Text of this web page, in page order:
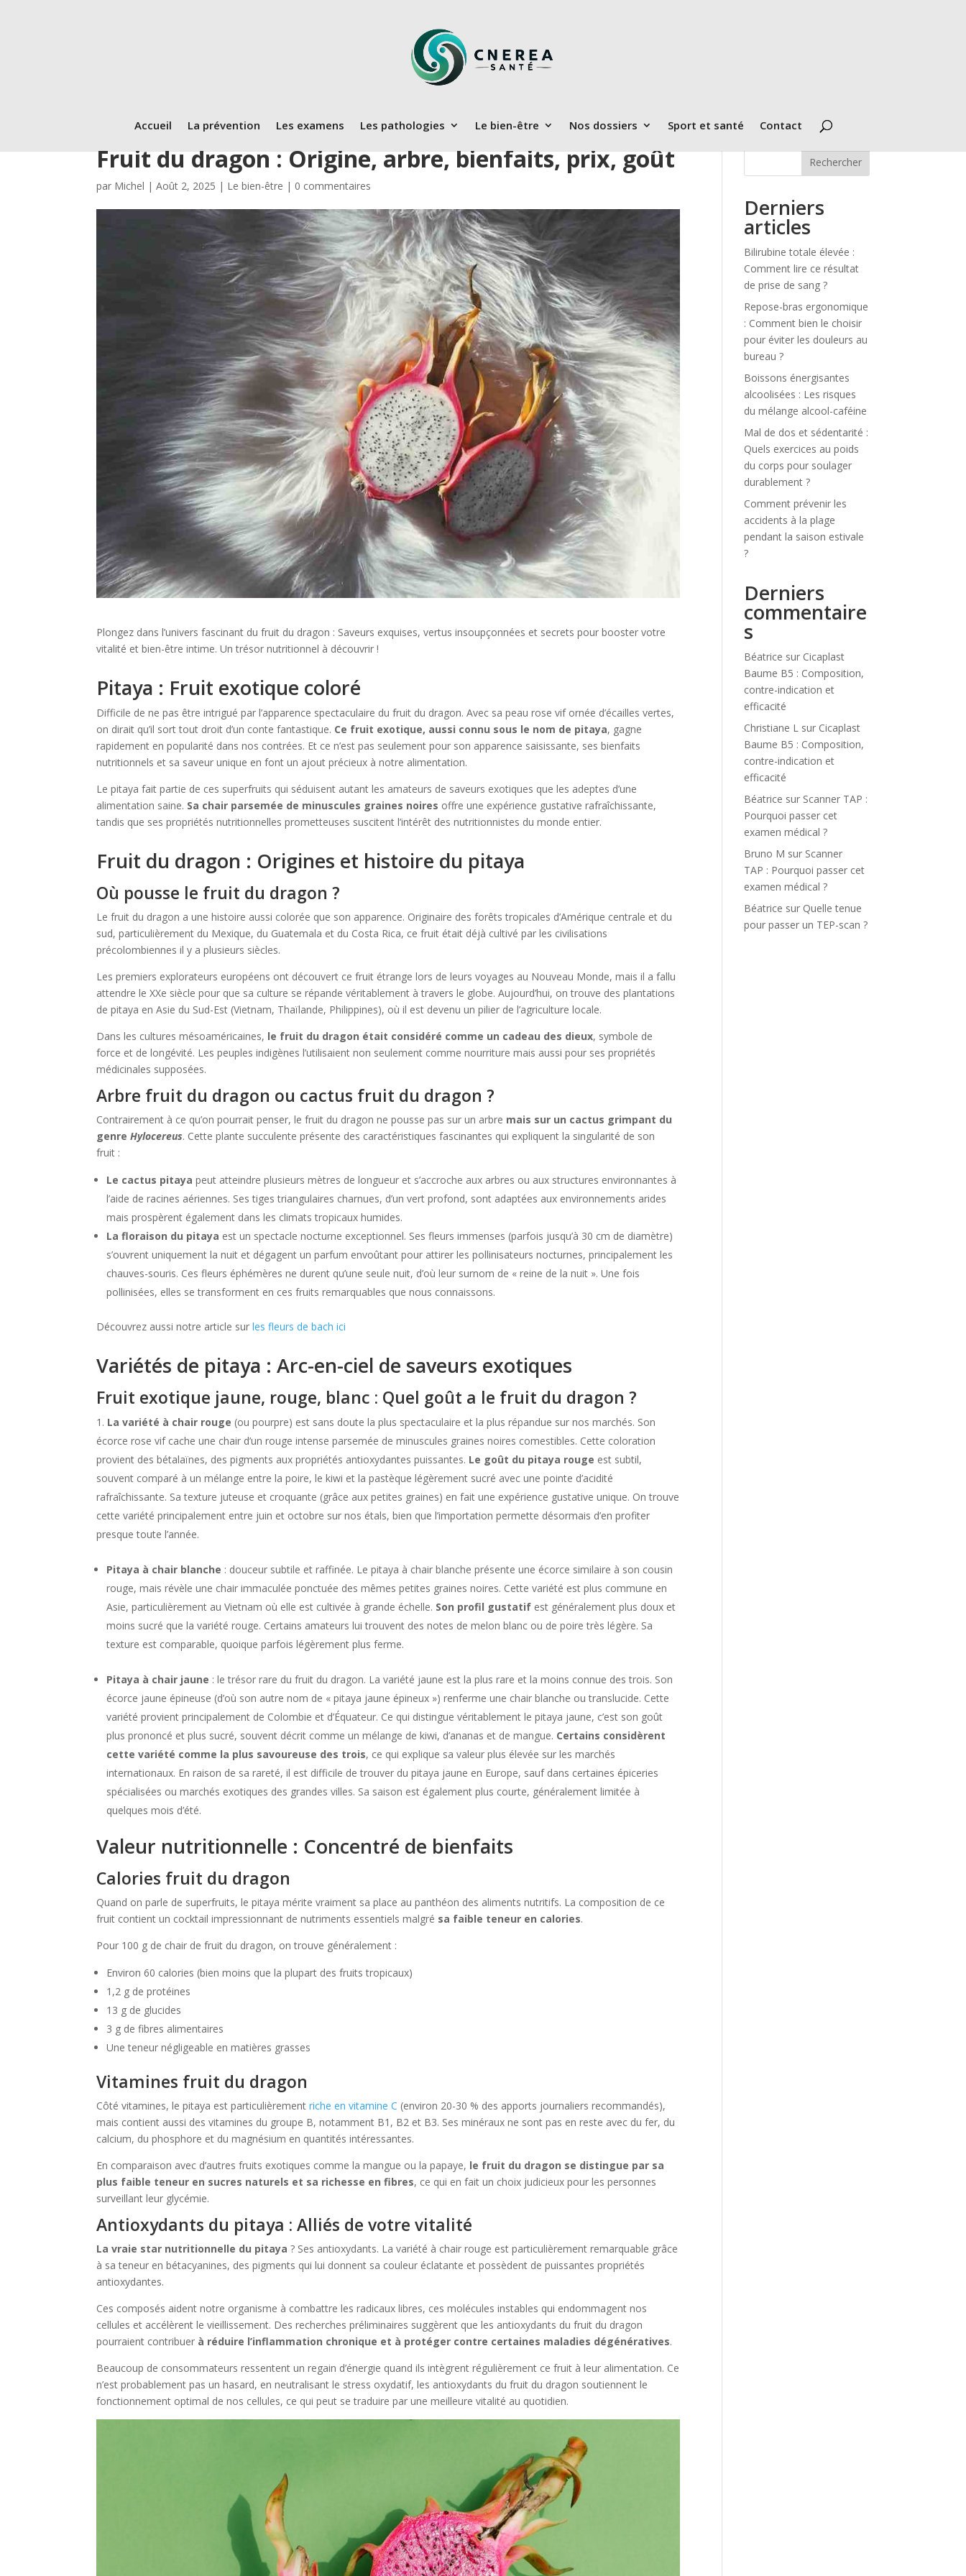
Accueil La prévention Les examens Les pathologies Le bien-être Nos dossiers Sport et santé Contact
Fruit du dragon : Origine, arbre, bienfaits, prix, goût
par Michel |Août 2, 2025 | Le bien-être | 0 commentaires
Plongez dans l’univers fascinant du fruit du dragon : Saveurs exquises, vertus insoupçonnées et secrets pour booster votre
vitalité et bien-être intime. Un trésor nutritionnel à découvrir !
Pitaya : Fruit exotique coloré
Difficile de ne pas être intrigué par l’apparence spectaculaire du fruit du dragon. Avec sa peau rose vif ornée d’écailles vertes,
on dirait qu’il sort tout droit d’un conte fantastique. Ce fruit exotique, aussi connu sous le nom de pitaya, gagne
rapidement en popularité dans nos contrées. Et ce n’est pas seulement pour son apparence saisissante, ses bienfaits
nutritionnels et sa saveur unique en font un ajout précieux à notre alimentation.
Le pitaya fait partie de ces superfruits qui séduisent autant les amateurs de saveurs exotiques que les adeptes d’une
alimentation saine. Sa chair parsemée de minuscules graines noires offre une expérience gustative rafraîchissante,
tandis que ses propriétés nutritionnelles prometteuses suscitent l’intérêt des nutritionnistes du monde entier.
Fruit du dragon : Origines et histoire du pitaya
Où pousse le fruit du dragon ?
Le fruit du dragon a une histoire aussi colorée que son apparence. Originaire des forêts tropicales d’Amérique centrale et du
sud, particulièrement du Mexique, du Guatemala et du Costa Rica, ce fruit était déjà cultivé par les civilisations
précolombiennes il y a plusieurs siècles.
Les premiers explorateurs européens ont découvert ce fruit étrange lors de leurs voyages au Nouveau Monde, mais il a fallu
attendre le XXe siècle pour que sa culture se répande véritablement à travers le globe. Aujourd’hui, on trouve des plantations
de pitaya en Asie du Sud-Est (Vietnam, Thaïlande, Philippines), où il est devenu un pilier de l’agriculture locale.
Dans les cultures mésoaméricaines, le fruit du dragon était considéré comme un cadeau des dieux, symbole de
force et de longévité. Les peuples indigènes l’utilisaient non seulement comme nourriture mais aussi pour ses propriétés
médicinales supposées.
Arbre fruit du dragon ou cactus fruit du dragon ?
Contrairement à ce qu’on pourrait penser, le fruit du dragon ne pousse pas sur un arbre mais sur un cactus grimpant du
genreHylocereus. Cette plante succulente présente des caractéristiques fascinantes qui expliquent la singularité de son
fruit :
Le cactus pitaya peut atteindre plusieurs mètres de longueur et s’accroche aux arbres ou aux structures environnantes à
l’aide de racines aériennes. Ses tiges triangulaires charnues, d’un vert profond, sont adaptées aux environnements arides
mais prospèrent également dans les climats tropicaux humides.
La floraison du pitaya est un spectacle nocturne exceptionnel. Ses fleurs immenses (parfois jusqu’à 30 cm de diamètre)
s’ouvrent uniquement la nuit et dégagent un parfum envoûtant pour attirer les pollinisateurs nocturnes, principalement les
chauves-souris. Ces fleurs éphémères ne durent qu’une seule nuit, d’où leur surnom de « reine de la nuit ». Une fois
pollinisées, elles se transforment en ces fruits remarquables que nous connaissons.
Découvrez aussi notre article surles fleurs de bach ici
Variétés de pitaya : Arc-en-ciel de saveurs exotiques
Fruit exotique jaune, rouge, blanc : Quel goût a le fruit du dragon ?
La variété à chair rouge (ou pourpre) est sans doute la plus spectaculaire et la plus répandue sur nos marchés. Son
écorce rose vif cache une chair d’un rouge intense parsemée de minuscules graines noires comestibles. Cette coloration
provient des bétalaïnes, des pigments aux propriétés antioxydantes puissantes. Le goût du pitaya rouge est subtil,
souvent comparé à un mélange entre la poire, le kiwi et la pastèque légèrement sucré avec une pointe d’acidité
rafraîchissante. Sa texture juteuse et croquante (grâce aux petites graines) en fait une expérience gustative unique. On trouve
cette variété principalement entre juin et octobre sur nos étals, bien que l’importation permette désormais d’en profiter
presque toute l’année.
Pitaya à chair blanche : douceur subtile et raffinée. Le pitaya à chair blanche présente une écorce similaire à son cousin
rouge, mais révèle une chair immaculée ponctuée des mêmes petites graines noires. Cette variété est plus commune en
Asie, particulièrement au Vietnam où elle est cultivée à grande échelle. Son profil gustatif est généralement plus doux et
moins sucré que la variété rouge. Certains amateurs lui trouvent des notes de melon blanc ou de poire très légère. Sa
texture est comparable, quoique parfois légèrement plus ferme.
Pitaya à chair jaune : le trésor rare du fruit du dragon. La variété jaune est la plus rare et la moins connue des trois. Son
écorce jaune épineuse (d’où son autre nom de « pitaya jaune épineux ») renferme une chair blanche ou translucide. Cette
variété provient principalement de Colombie et d’Équateur. Ce qui distingue véritablement le pitaya jaune, c’est son goût
plus prononcé et plus sucré, souvent décrit comme un mélange de kiwi, d’ananas et de mangue. Certains considèrent
cette variété comme la plus savoureuse des trois, ce qui explique sa valeur plus élevée sur les marchés
internationaux. En raison de sa rareté, il est difficile de trouver du pitaya jaune en Europe, sauf dans certaines épiceries
spécialisées ou marchés exotiques des grandes villes. Sa saison est également plus courte, généralement limitée à
quelques mois d’été.
Valeur nutritionnelle : Concentré de bienfaits
Calories fruit du dragon
Quand on parle de superfruits, le pitaya mérite vraiment sa place au panthéon des aliments nutritifs. La composition de ce
fruit contient un cocktail impressionnant de nutriments essentiels malgré sa faible teneur en calories.
Pour 100 g de chair de fruit du dragon, on trouve généralement :
Environ 60 calories (bien moins que la plupart des fruits tropicaux)
1,2 g de protéines
13 g de glucides
3 g de fibres alimentaires
Une teneur négligeable en matières grasses
Vitamines fruit du dragon
Côté vitamines, le pitaya est particulièrementriche en vitamine C (environ 20-30 % des apports journaliers recommandés),
mais contient aussi des vitamines du groupe B, notamment B1, B2 et B3. Ses minéraux ne sont pas en reste avec du fer, du
calcium, du phosphore et du magnésium en quantités intéressantes.
En comparaison avec d’autres fruits exotiques comme la mangue ou la papaye, le fruit du dragon se distingue par sa
plus faible teneur en sucres naturels et sa richesse en fibres, ce qui en fait un choix judicieux pour les personnes
surveillant leur glycémie.
Antioxydants du pitaya : Alliés de votre vitalité
La vraie star nutritionnelle du pitaya ? Ses antioxydants. La variété à chair rouge est particulièrement remarquable grâce
à sa teneur en bétacyanines, des pigments qui lui donnent sa couleur éclatante et possèdent de puissantes propriétés
antioxydantes.
Ces composés aident notre organisme à combattre les radicaux libres, ces molécules instables qui endommagent nos
cellules et accélèrent le vieillissement. Des recherches préliminaires suggèrent que les antioxydants du fruit du dragon
pourraient contribuer à réduire l’inflammation chronique et à protéger contre certaines maladies dégénératives.
Beaucoup de consommateurs ressentent un regain d’énergie quand ils intègrent régulièrement ce fruit à leur alimentation. Ce
n’est probablement pas un hasard, en neutralisant le stress oxydatif, les antioxydants du fruit du dragon soutiennent le
fonctionnement optimal de nos cellules, ce qui peut se traduire par une meilleure vitalité au quotidien.
Rechercher
Derniers
articles
Bilirubine totale élevée :
Comment lire ce résultat
de prise de sang ?
Repose-bras ergonomique
: Comment bien le choisir
pour éviter les douleurs au
bureau ?
Boissons énergisantes
alcoolisées : Les risques
du mélange alcool-caféine
Mal de dos et sédentarité :
Quels exercices au poids
du corps pour soulager
durablement ?
Comment prévenir les
accidents à la plage
pendant la saison estivale
?
Derniers
commentaire
s
Béatrice sur Cicaplast
Baume B5 : Composition,
contre-indication et
efficacité
Christiane L sur Cicaplast
Baume B5 : Composition,
contre-indication et
efficacité
Béatrice sur Scanner TAP :
Pourquoi passer cet
examen médical ?
Bruno M sur Scanner
TAP : Pourquoi passer cet
examen médical ?
Béatrice sur Quelle tenue
pour passer un TEP-scan ?